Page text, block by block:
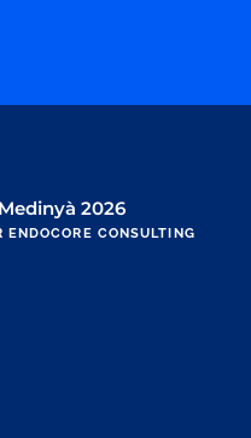
2026
ENDOCORE CONSULTING